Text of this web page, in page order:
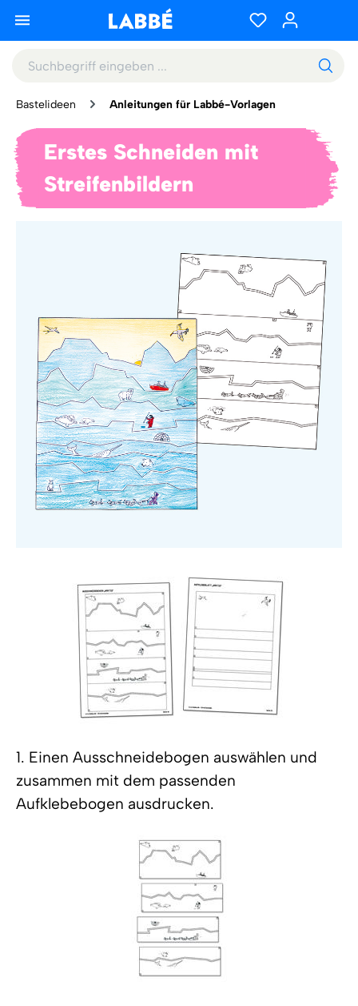
Bastelideen Anleitungen für Labbé-Vorlagen
Erstes Schneiden mit
Streifenbildern
1. Einen Ausschneidebogen auswählen und
zusammen mit dem passenden
Aufklebebogen ausdrucken.